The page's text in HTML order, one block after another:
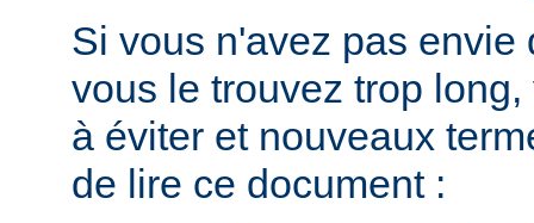
Si vous n'avez pas envie
vous le trouvez trop
à éviter et nouveaux
de lire ce document :